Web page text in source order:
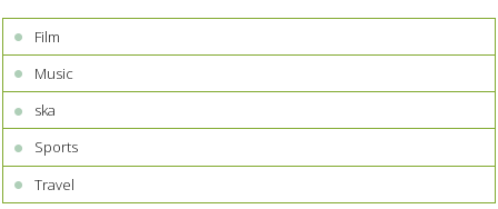
Film
Music
ska
Sports
Travel